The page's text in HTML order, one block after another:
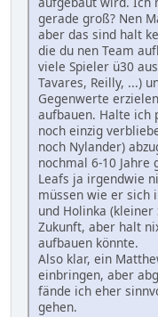
gerade groß? Nen
aber das sind halt
die du nen Team
viele Spieler ü30
Tavares, Reilly, ...)
Gegenwerte
aufbauen. Halte ich
noch einzig
noch Nylander)
nochmal 6-10 Jahre
Leafs ja irgendwie
müssen wie er sich
und Holinka
Zukunft, aber halt
aufbauen könnte.
Also klar, ein
einbringen, aber
fände ich eher
gehen.